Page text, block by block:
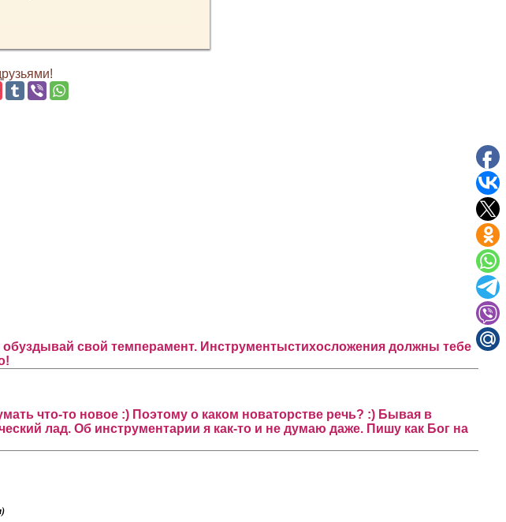
обуздывай свой темперамент. Инструментыстихосложения должны тебе
что-то новое :) Поэтому о каком новаторстве речь? :) Бывая в
лад. Об инструментарии я как-то и не думаю даже. Пишу как Бог на